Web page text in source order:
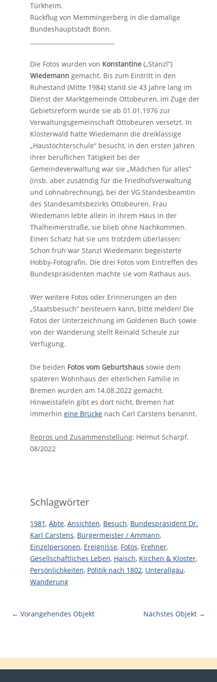
Türkheim.
Rückflug von Memmingerberg in die damalige
Bundeshauptstadt Bonn.
Die Fotos wurden von Konstantine („Stanzl“)
Wiedemann gemacht. Bis zum Eintritt in den
Ruhestand (Mitte 1984) stand sie 43 Jahre lang im
Dienst der Marktgemeinde Ottobeuren, im Zuge der
Gebietsreform wurde sie ab 01.01.1976 zur
Verwaltungsgemeinschaft Ottobeuren versetzt. In
Klosterwald hatte Wiedemann die dreiklassige
„Haustöchterschule“ besucht, in den ersten Jahren
ihrer beruflichen Tätigkeit bei der
Gemeindeverwaltung war sie „Mädchen für alles“
(insb. aber zusätndig für die Friedhofsverwaltung
und Lohnabrechnung), bei der VG Standesbeamtin
des Standesamtsbezirks Ottobeuren. Frau
Wiedemann lebte allein in ihrem Haus in der
Thalheimerstraße, sie blieb ohne Nachkommen.
Einen Schatz hat sie uns trotzdem überlassen:
Schon früh war Stanzl Wiedemann begeisterte
Hobby-Fotografin. Die drei Fotos vom Eintreffen des
Bundespräsidenten machte sie vom Rathaus aus.
Wer weitere Fotos oder Erinnerungen an den
„Staatsbesuch“ beisteuern kann, bitte melden! Die
Fotos der Unterzeichnung im Goldenen Buch sowie
von der Wanderung stellt Reinald Scheule zur
Verfügung.
Die beiden Fotos vom Geburtshaus sowie dem
späteren Wohnhaus der elterlichen Familie in
Bremen wurden am 14.08.2022 gemacht.
Hinweistafeln gibt es dort nicht, Bremen hat
immerhin eine Brücke nach Carl Carstens benannt.
Repros und Zusammenstellung: Helmut Scharpf,
08/2022
Schlagwörter
1981, Äbte, Ansichten, Besuch, Bundespräsident Dr.
Karl Carstens, Bürgermeister / Ammann,
Einzelpersonen, Ereignisse, Fotos, Frehner,
Gesellschaftliches Leben, Haisch, Kirchen & Kloster,
Persönlichkeiten, Politik nach 1802, Unterallgäu,
Wanderung
← Vorangehendes Objekt Nächstes Objekt →